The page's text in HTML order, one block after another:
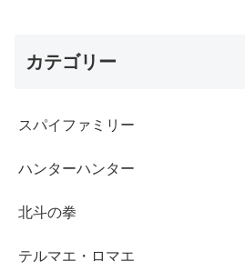
カテゴリー
スパイファミリー
ハンターハンター
北斗の拳
テルマエ・ロマエ